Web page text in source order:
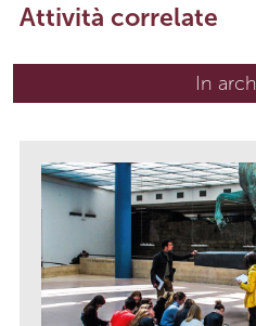
Attività correlate
In